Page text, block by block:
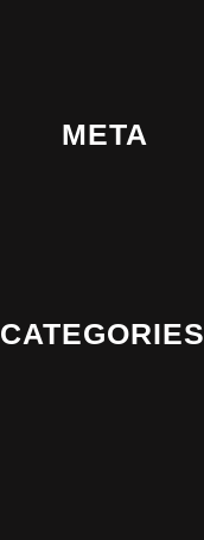
META
CATEGORIES